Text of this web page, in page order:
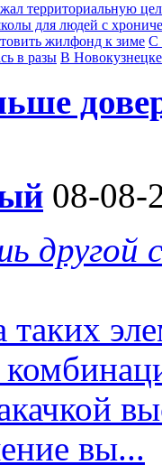
территориальную
для людей с
жилфонд к зиме С
в разы В
08-08-
вы...